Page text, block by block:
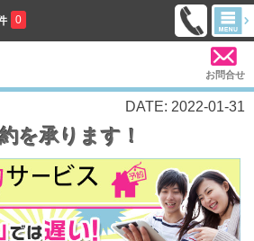
0
お問合せ
DATE: 2022-01-31
を承ります！